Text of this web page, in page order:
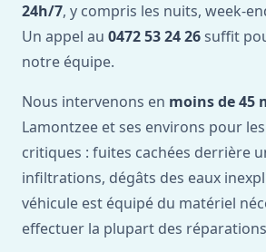
24h/7, y compris les nuits, week-
Un appel au 0472 53 24 26 suffit
notre équipe.
Nous intervenons en moins de 45
Lamontzee et ses environs pour
critiques : fuites cachées derrière
infiltrations, dégâts des eaux
véhicule est équipé du matériel
effectuer la plupart des